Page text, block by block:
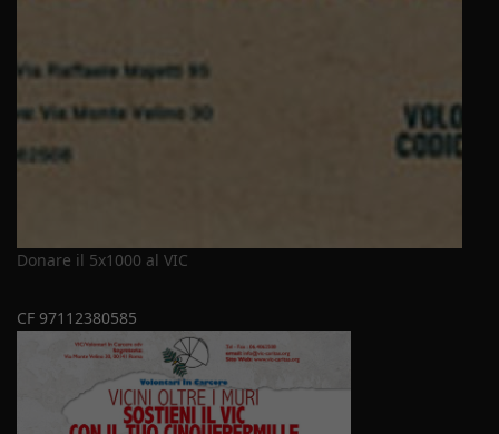
Donare il 5x1000 al VIC
CF 97112380585